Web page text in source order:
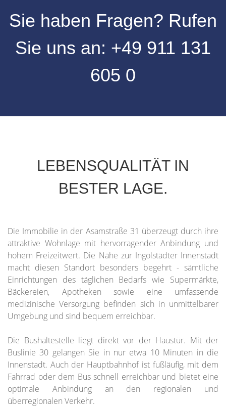
Sie haben Fragen? Rufen
Sie uns an: +49 911 131
605 0
LEBENSQUALITÄT IN
BESTER LAGE.
Die Immobilie in der Asamstraße 31 überzeugt durch ihre
attraktive Wohnlage mit hervorragender Anbindung und
hohem Freizeitwert. Die Nähe zur Ingolstädter Innenstadt
macht diesen Standort besonders begehrt - sämtliche
Einrichtungen des täglichen Bedarfs wie Supermärkte,
Bäckereien, Apotheken sowie eine umfassende
medizinische Versorgung befinden sich in unmittelbarer
Umgebung und sind bequem erreichbar.
Die Bushaltestelle liegt direkt vor der Haustür. Mit der
Buslinie 30 gelangen Sie in nur etwa 10 Minuten in die
Innenstadt. Auch der Hauptbahnhof ist fußläufig, mit dem
Fahrrad oder dem Bus schnell erreichbar und bietet eine
optimale Anbindung an den regionalen und
überregionalen Verkehr.